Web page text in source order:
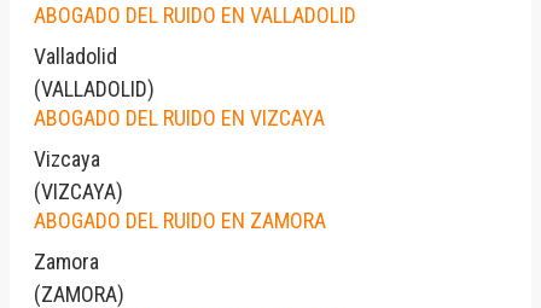
ABOGADO DEL RUIDO EN VALLADOLID
Valladolid
(VALLADOLID)
ABOGADO DEL RUIDO EN VIZCAYA
Vizcaya
(VIZCAYA)
ABOGADO DEL RUIDO EN ZAMORA
Zamora
(ZAMORA)